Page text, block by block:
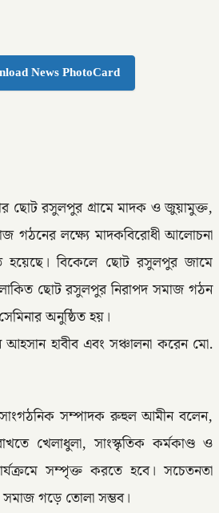
News PhotoCard
ছোট রসুলপুর গ্রামে মাদক ও জুয়ামুক্ত,
গঠনের লক্ষ্যে মাদকবিরোধী আলোচনা
হয়েছে। বিকেলে ছোট রসুলপুর জামে
ছোট রসুলপুর নিরাপদ সমাজ গঠন
অনুষ্ঠিত হয়।
আহসান হাবীব এবং সঞ্চালনা করেন মো.
সম্পাদক রুহুল আমীন বলেন,
খেলাধুলা, সাংস্কৃতিক কর্মকাণ্ড ও
সম্পৃক্ত করতে হবে। সচেতনতা
সমাজ গড়ে তোলা সম্ভব।